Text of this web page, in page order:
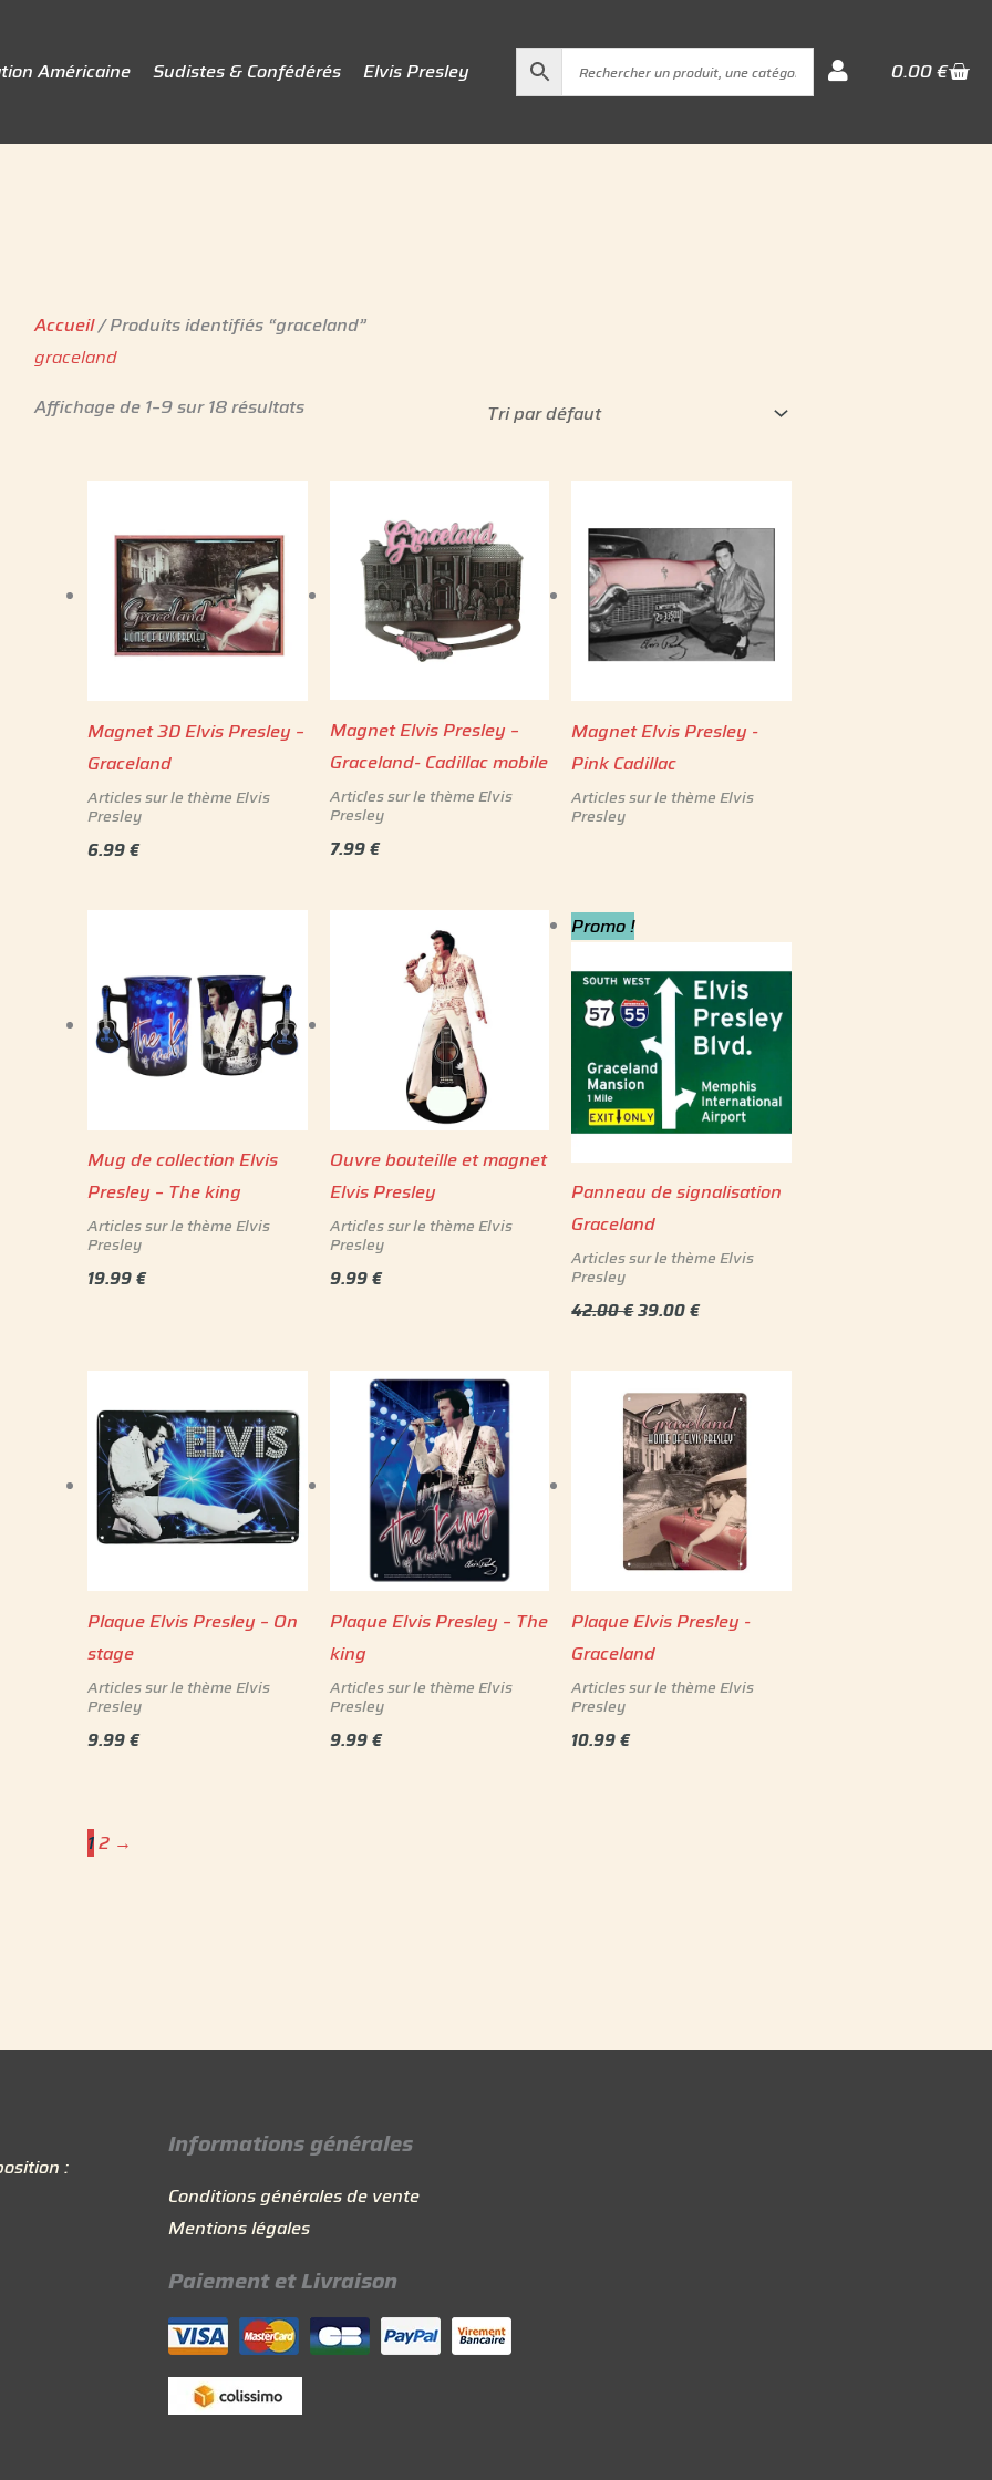
Américaine Sudistes & Confédérés Elvis Presley 0.00€Cart
Accueil/ Produits identifiés “graceland”
graceland
Affichage de 1–9 sur 18 résultats
Magnet 3D Elvis Presley –
Graceland
Articles sur le thème Elvis
Presley
6.99€
Magnet Elvis Presley –
Graceland- Cadillac mobile
Articles sur le thème Elvis
Presley
7.99€
Magnet Elvis Presley -
Pink Cadillac
Articles sur le thème Elvis
Presley
Mug de collection Elvis
Presley – The king
Articles sur le thème Elvis
Presley
19.99€
Ouvre bouteille et magnet
Elvis Presley
Articles sur le thème Elvis
Presley
9.99€
Promo !
Panneau de signalisation
Graceland
Articles sur le thème Elvis
Presley
42.00€
prix
était :
42.00 €.
39.00€
prix
est :
39.00 €.
Plaque Elvis Presley – On
stage
Articles sur le thème Elvis
Presley
9.99€
Plaque Elvis Presley – The
king
Articles sur le thème Elvis
Presley
9.99€
Plaque Elvis Presley -
Graceland
Articles sur le thème Elvis
Presley
10.99€
12 →
:
Informations générales
Conditions générales de vente
Mentions légales
Paiement et Livraison